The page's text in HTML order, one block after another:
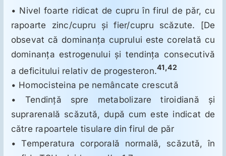
• Nivel foarte ridicat de cupru în firul de păr, cu
rapoarte zinc/cupru şi fier/cupru scăzute. [De
obsevat că dominanţa cuprului este corelată cu
dominanţa estrogenului şi tendinţa consecutivă
a deficitului relativ de progesteron.41,42
• Homocisteina pe nemâncate crescută
• Tendinţă spre metabolizare tiroidiană şi
suprarenală scăzută, după cum este indicat de
către rapoartele tisulare din firul de păr
• Temperatura corporală normală, scăzută, în